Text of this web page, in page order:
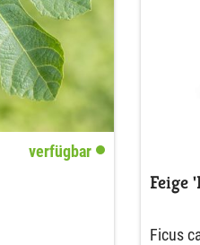
verfügbar
Feige
Ficus